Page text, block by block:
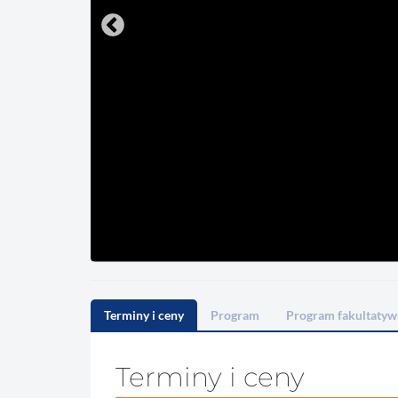
Terminy i ceny Program Program
Terminy i ceny